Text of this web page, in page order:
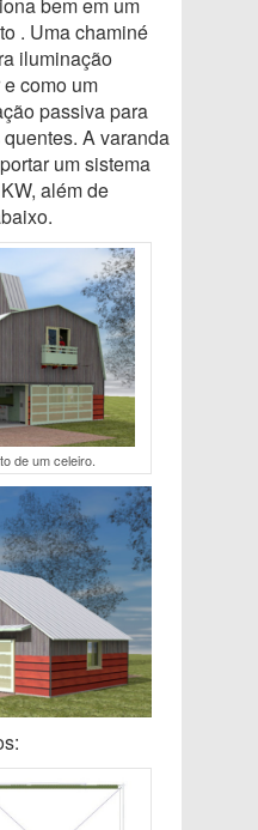
. Uma chaminé
iluminação
como um
passiva para
A varanda
um sistema
além de
de um celeiro.